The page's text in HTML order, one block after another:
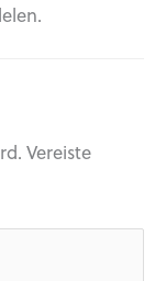
Vereiste